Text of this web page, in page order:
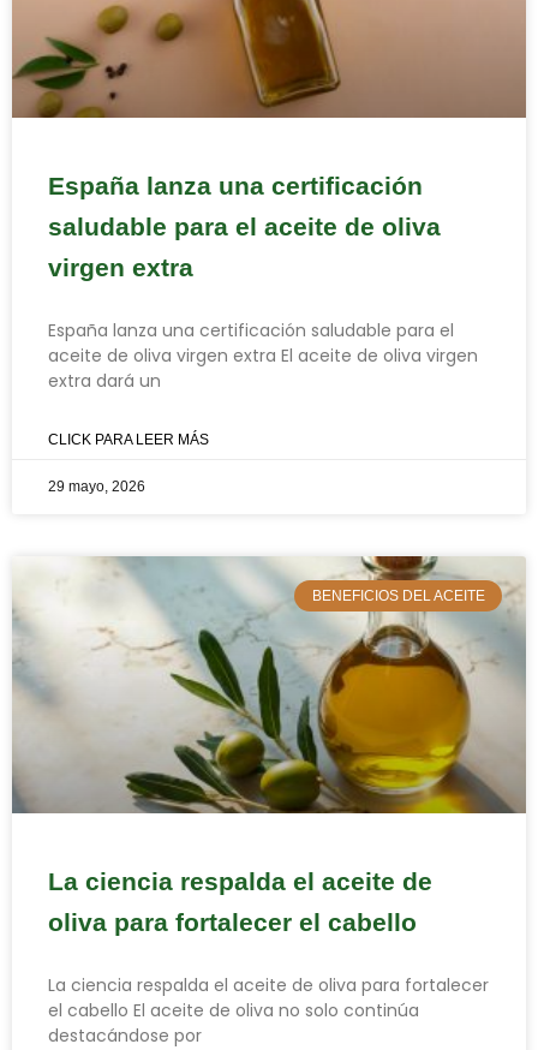
España lanza una certificación
saludable para el aceite de oliva
virgen extra
España lanza una certificación saludable para el
aceite de oliva virgen extra El aceite de oliva virgen
extra dará un
CLICK PARA LEER MÁS
29 mayo, 2026
BENEFICIOS DEL ACEITE
La ciencia respalda el aceite de
oliva para fortalecer el cabello
La ciencia respalda el aceite de oliva para fortalecer
el cabello El aceite de oliva no solo continúa
destacándose por